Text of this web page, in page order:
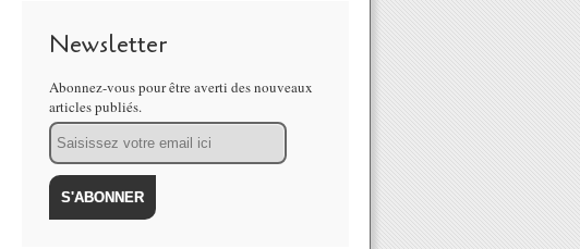
Newsletter
Abonnez-vous pour être averti des nouveaux
articles publiés.
Email